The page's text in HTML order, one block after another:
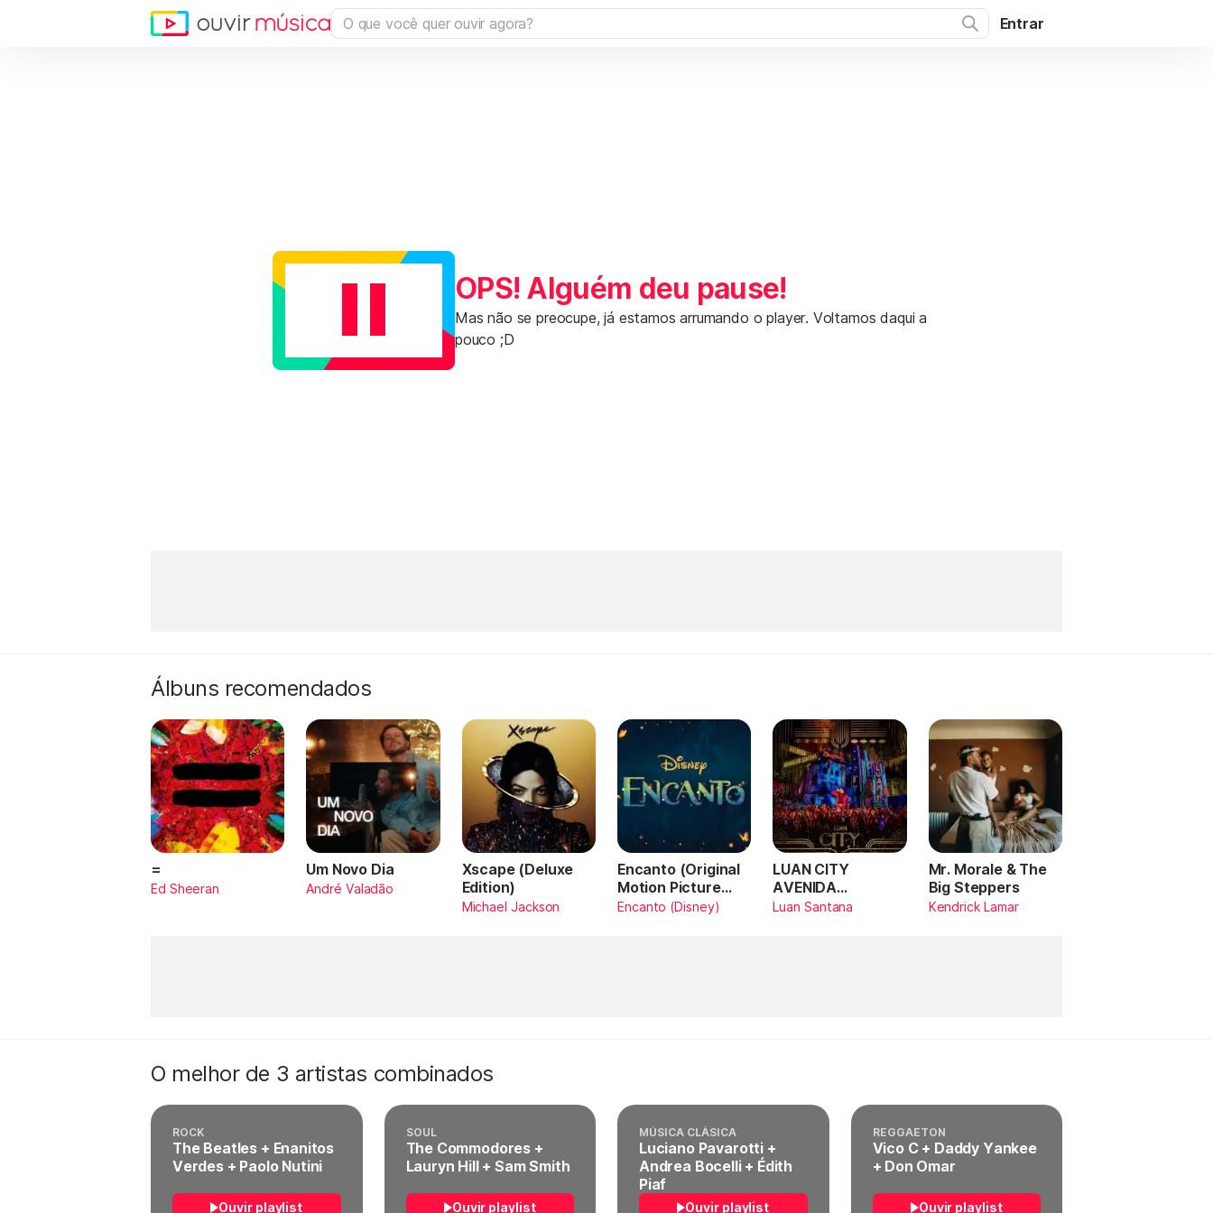
Entrar
OPS! Alguém deu pause!
Mas não se preocupe, já estamos arrumando o player. Voltamos daqui a
pouco ;D
Álbuns recomendados
=
Ed Sheeran
Um Novo Dia
André Valadão
Xscape (Deluxe
Edition)
Michael Jackson
Encanto (Original
Motion Picture
Soundtrack)
Encanto (Disney)
LUAN CITY
AVENIDA
AMARILDO
Luan Santana
Mr. Morale & The
Big Steppers
Kendrick Lamar
O melhor de 3 artistas combinados
ROCK
The Beatles + Enanitos
Verdes + Paolo Nutini
Ouvir playlist
SOUL
The Commodores +
Lauryn Hill + Sam Smith
Ouvir playlist
MÚSICA CLÁSICA
Luciano Pavarotti +
Andrea Bocelli + Édith
Piaf
Ouvir playlist
REGGAETON
Vico C + Daddy Yankee
+ Don Omar
Ouvir playlist